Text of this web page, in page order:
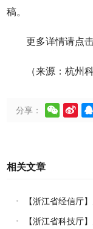
稿。
更多详情请点
（来源：杭州
分享：   
相关文章
【浙江省经信厅
能竞赛的通知
【浙江省科技厅